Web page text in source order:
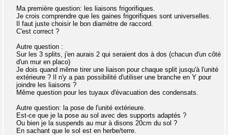
Ma première question: les liaisons frigorifiques.
Je crois comprendre que les gaines frigorifiques sont universelles.
Il faut juste choisir le bon diamètre de raccord.
C'est correct ?
Autre question :
Sur les 3 splits, j'en aurais 2 qui seraient dos à dos (chacun d'un côté
d'un mur en placo)
Je dois quand même tirer une liaison pour chaque split jusqu'à l'unité
extérieure ? Il n'y a pas possibilité d'utiliser une branche en Y pour
joindre les liaisons ?
Même question pour les tuyaux d'évacuation des condensats.
Autre question: la pose de l'unité extérieure.
Est-ce que je la pose au sol avec des supports adaptés ?
Ou bien je la suspends au mur à disons 20cm du sol ?
En sachant que le sol est en herbe/terre.